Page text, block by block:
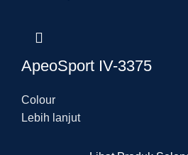
ApeoSport IV-3375
Colour
Lebih lanjut